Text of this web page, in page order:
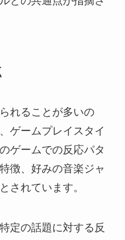
れることが多いの
ゲームプレイスタイ
ゲームでの反応パタ
徴、好みの音楽ジャ
されています。
定の話題に対する反